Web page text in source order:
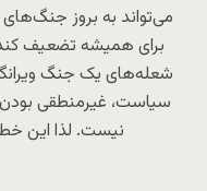
می‌تواند به بروز جنگ‌های
برای همیشه تضعیف
شعله‌های یک جنگ
سیاست، غیرمنطقی
نیست. لذا این